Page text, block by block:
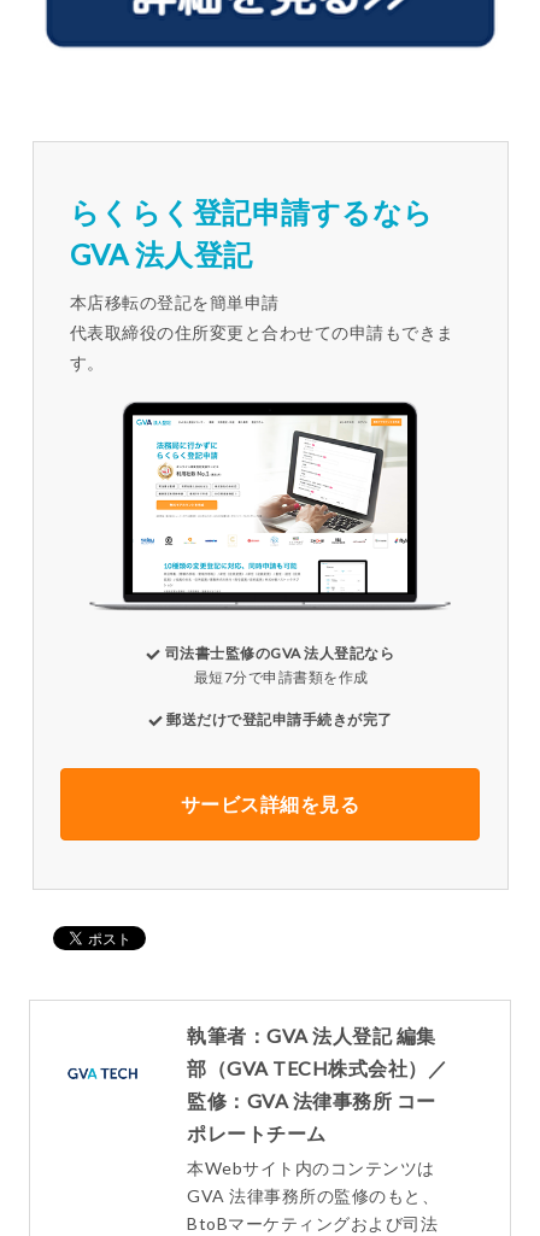
らくらく登記申請するなら
GVA 法人登記
本店移転の登記を簡単申請
代表取締役の住所変更と合わせての申請もできま
す。
司法書士監修のGVA 法人登記なら
最短7分で申請書類を作成
郵送だけで登記申請手続きが完了
サービス詳細を見る
執筆者：GVA 法人登記 編集
部（GVA TECH株式会社）／
監修：GVA 法律事務所 コー
ポレートチーム
本Webサイト内のコンテンツは
GVA 法律事務所の監修のもと、
BtoBマーケティングおよび司法